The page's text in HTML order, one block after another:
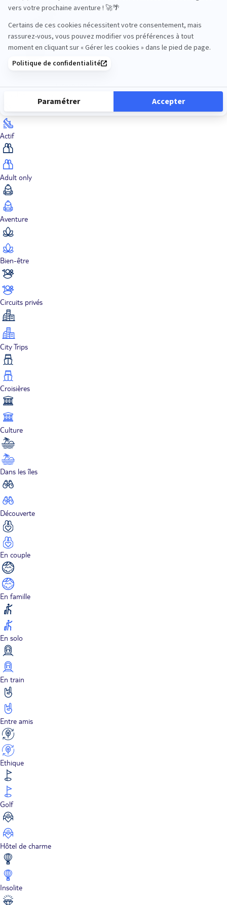
Océan Indien
Actif
Adult only
Aventure
Bien-être
Circuits privés
City Trips
Croisières
Culture
Dans les îles
Découverte
En couple
En famille
En solo
En train
Entre amis
Ethique
Golf
Hôtel de charme
Insolite